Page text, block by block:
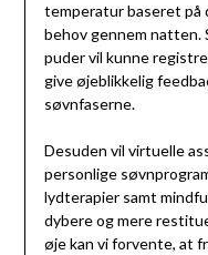
temperatur baseret på
behov gennem natten.
puder vil kunne
give øjeblikkelig
søvnfaserne.
Desuden vil virtuelle
personlige
lydterapier samt
dybere og mere
øje kan vi forvente, at